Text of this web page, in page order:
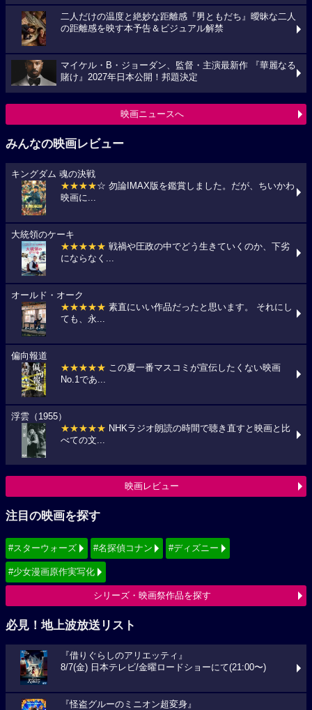
二人だけの温度と絶妙な距離感『男ともだち』曖昧な二人
の距離感を映す本予告＆ビジュアル解禁
マイケル・B・ジョーダン、監督・主演最新作 『華麗なる
賭け』2027年日本公開！邦題決定
映画ニュースへ
みんなの映画レビュー
キングダム 魂の決戦
★★★★☆ 勿論IMAX版を鑑賞しました。だが、ちいかわ
映画に...
大統領のケーキ
★★★★★ 戦禍や圧政の中でどう生きていくのか、下劣
にならなく...
オールド・オーク
★★★★★ 素直にいい作品だったと思います。 それにし
ても、永...
偏向報道
★★★★★ この夏一番マスコミが宣伝したくない映画
No.1であ...
浮雲（1955）
★★★★★ NHKラジオ朗読の時間で聴き直すと映画と比
べての文...
映画レビュー
注目の映画を探す
#スターウォーズ #名探偵コナン #ディズニー
#少女漫画原作実写化
シリーズ・映画祭作品を探す
必見！地上波放送リスト
『借りぐらしのアリエッティ』
8/7(金) 日本テレビ/金曜ロードショーにて(21:00〜)
『怪盗グルーのミニオン超変身』